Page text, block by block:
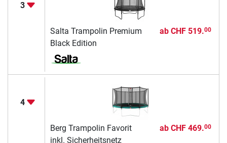
3
Salta Trampolin Premium
Black Edition
ab CHF 519.00
4
Berg Trampolin Favorit
inkl. Sicherheitsnetz
ab CHF 469.00